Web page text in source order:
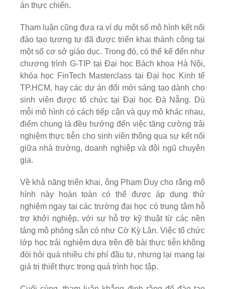
án thực chiến.
Tham luận cũng đưa ra ví dụ một số mô hình kết nối
đào tạo tương tự đã được triển khai thành công tại
một số cơ sở giáo dục. Trong đó, có thể kể đến như
chương trình G-TIP tại Đại học Bách khoa Hà Nội,
khóa học FinTech Masterclass tại Đại học Kinh tế
TP.HCM, hay các dự án đổi mới sáng tạo dành cho
sinh viên được tổ chức tại Đại học Đà Nẵng. Dù
mỗi mô hình có cách tiếp cận và quy mô khác nhau,
điểm chung là đều hướng đến việc tăng cường trải
nghiệm thực tiễn cho sinh viên thông qua sự kết nối
giữa nhà trường, doanh nghiệp và đội ngũ chuyên
gia.
Về khả năng triển khai, ông Phạm Duy cho rằng mô
hình này hoàn toàn có thể được áp dụng thử
nghiệm ngay tại các trường đại học có trung tâm hỗ
trợ khởi nghiệp, với sự hỗ trợ kỹ thuật từ các nền
tảng mô phỏng sẵn có như Cờ Kỳ Lân. Việc tổ chức
lớp học trải nghiệm dựa trên đề bài thực tiễn không
đòi hỏi quá nhiều chi phí đầu tư, nhưng lại mang lại
giá trị thiết thực trong quá trình học tập.